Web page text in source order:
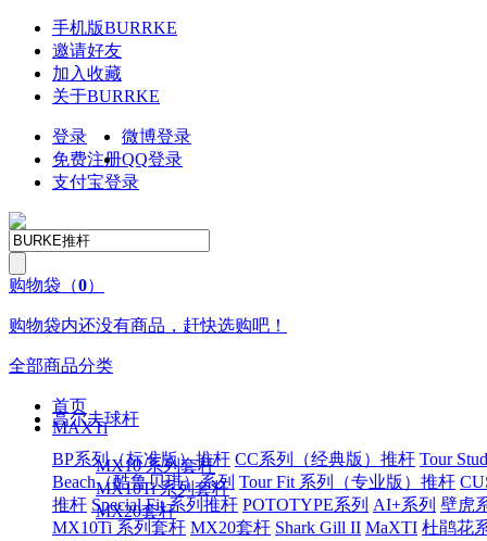
手机版BURRKE
邀请好友
加入收藏
关于BURRKE
登录
免费注册
微博登录
QQ登录
支付宝登录
购物袋 （0）
购物袋内还没有商品，赶快选购吧！
全部商品分类
高尔夫球杆
BP系列（标准版）推杆 CC系列（经典版）推杆 Tour
Beach（酷鲁贝琪）系列 Tour Fit 系列（专业版）推杆
推杆 Special Fit 系列推杆 POTOTYPE系列 AI+系列 壁虎
MX10Ti 系列套杆 MX20套杆 Shark Gill II MaXTI 杜鹃花
首页
MAXTi
MX10 系列套杆
MX10Ti 系列套杆
MX20套杆